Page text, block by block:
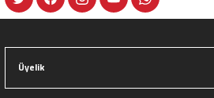
Üyelik